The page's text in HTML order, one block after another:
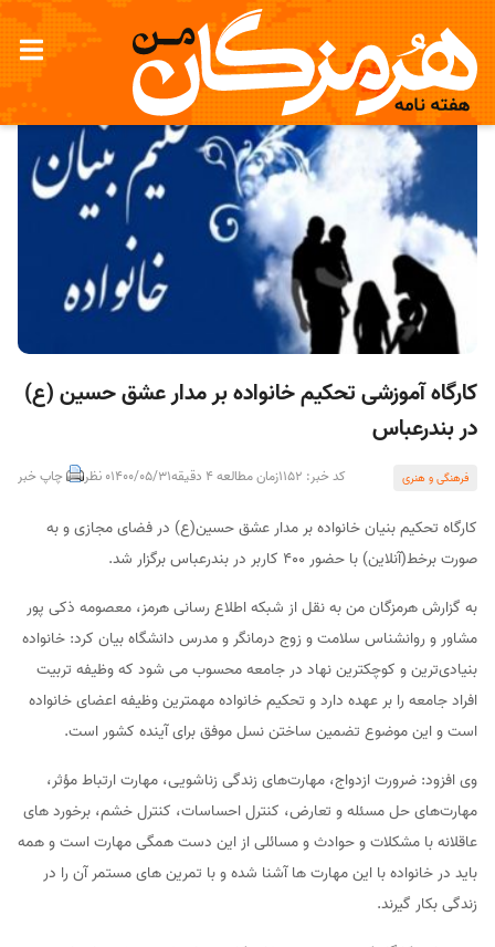
کارگاه آموزشی تحکیم خانواده بر مدار عشق حسین (ع)
در بندرعباس
فرهنگی و هنری کد خبر: 1152 زمان مطالعه 4 دقیقه 1400/05/310 نظر چاپ خبر
کارگاه تحکیم بنیان خانواده بر مدار عشق حسین(ع) در فضای مجازی و به
صورت برخط(آنلاین) با حضور ۴۰۰ کاربر در بندرعباس برگزار شد.
به گزارش هرمزگان من به نقل از شبکه اطلاع رسانی هرمز، معصومه ذکی پور
مشاور و روانشناس سلامت و زوج درمانگر و مدرس دانشگاه بیان کرد: خانواده
بنیادی‌ترین و کوچکترین نهاد در جامعه محسوب می شود که وظیفه تربیت
افراد جامعه را بر عهده دارد و تحکیم خانواده مهمترین وظیفه اعضای خانواده
است و این موضوع تضمین ساختن نسل موفق برای آینده کشور است.
وی افزود: ضرورت ازدواج، مهارت‌های زندگی زناشویی، مهارت ارتباط مؤثر،
مهارت‌های حل مسئله و تعارض، کنترل احساسات، کنترل خشم، برخورد های
عاقلانه با مشکلات و حوادث و مسائلی از این دست همگی مهارت است و همه
باید در خانواده با این مهارت ها آشنا شده و با تمرین های مستمر آن را در
زندگی بکار گیرند.